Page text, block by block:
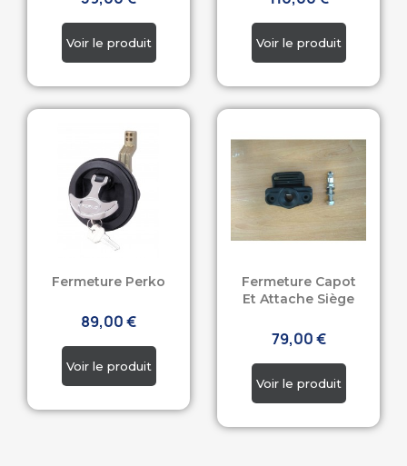
Fermeture Perko
89,00 €
Fermeture Capot
Et Attache Siège
79,00 €